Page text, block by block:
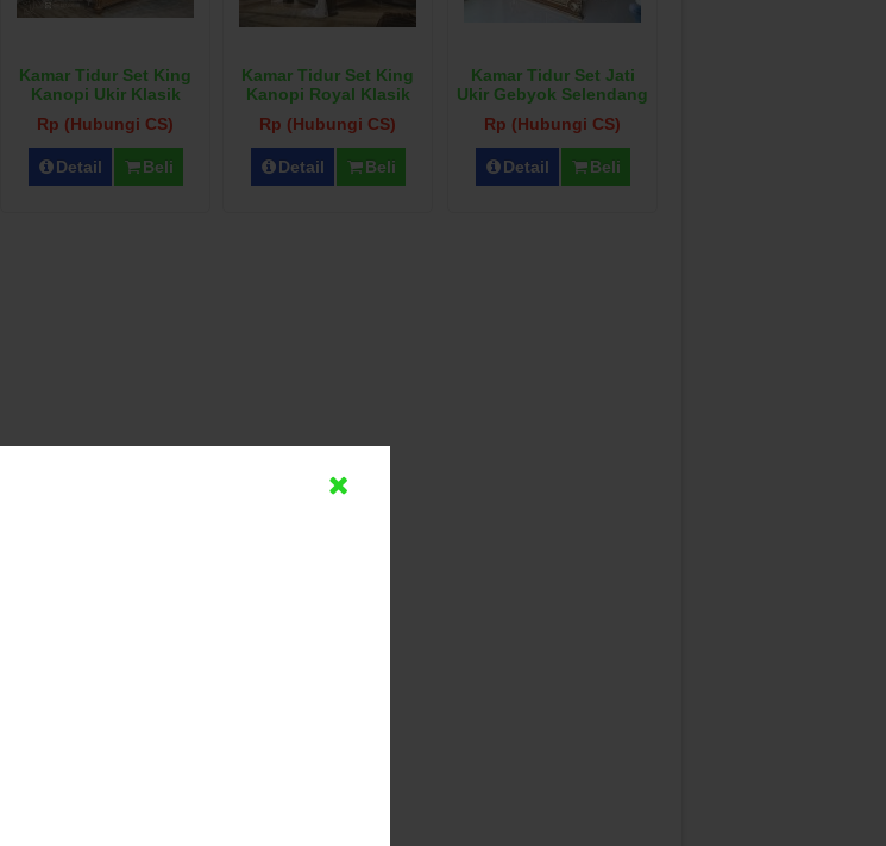
Kamar Tidur Set King
Kanopi Ukir Klasik
Rp (Hubungi CS)
Detail Beli
Kamar Tidur Set King
Kanopi Royal Klasik
Rp (Hubungi CS)
Detail Beli
Kamar Tidur Set Jati
Ukir Gebyok Selendang
Rp (Hubungi CS)
Detail Beli